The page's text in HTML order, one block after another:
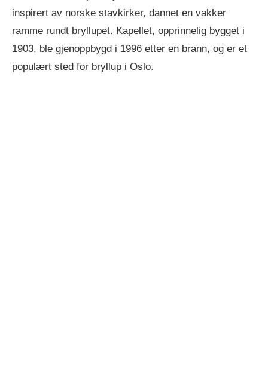
inspirert av norske stavkirker, dannet en vakker
ramme rundt bryllupet. Kapellet, opprinnelig bygget i
1903, ble gjenoppbygd i 1996 etter en brann, og er et
populært sted for bryllup i Oslo.